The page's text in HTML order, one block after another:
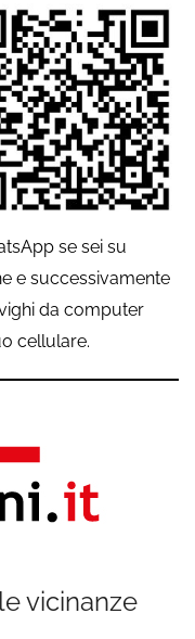
se sei su
e successivamente
da computer
cellulare.
vicinanze